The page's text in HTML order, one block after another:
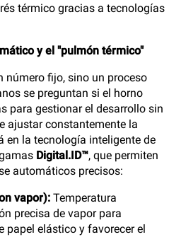
térmico gracias a tecnologías
y el "pulmón térmico"
número fijo, sino un proceso
se preguntan si el horno
para gestionar el desarrollo sin
ajustar constantemente la
en la tecnología inteligente de
Digital.ID™, que permiten
automáticos precisos:
vapor): Temperatura
precisa de vapor para
papel elástico y favorecer el